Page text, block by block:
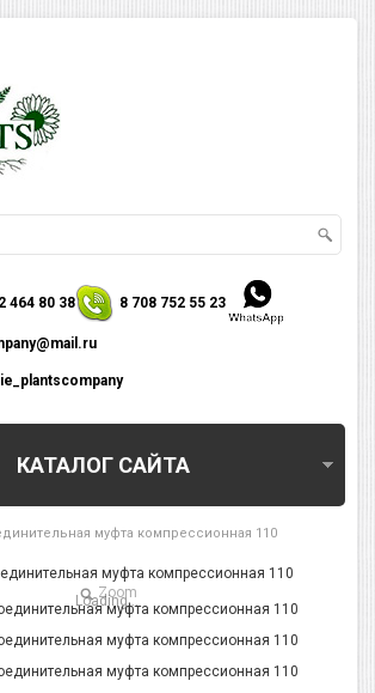
464 80 38 8 708 752 55 23
КАТАЛОГ САЙТА
муфта компрессионная 110
Zoom
Loading...